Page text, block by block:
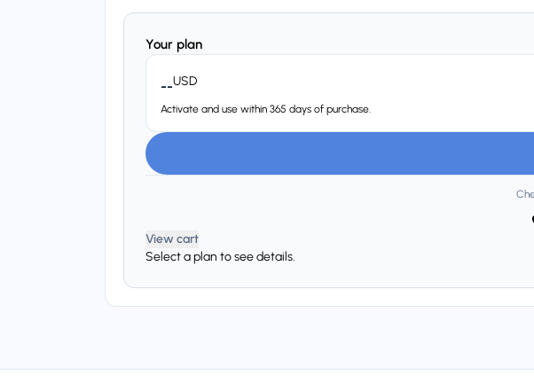
Your plan
--USD
Activate and use within 365 days of purchase.
View cart
Select a plan to see details.